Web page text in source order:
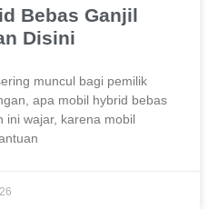
Bebas Ganjil
Disini
muncul bagi pemilik
apa mobil hybrid bebas
ini wajar, karena mobil